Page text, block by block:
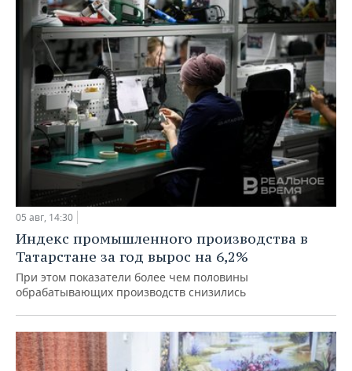
05 авг, 14:30
Индекс промышленного производства в
Татарстане за год вырос на 6,2%
При этом показатели более чем половины
обрабатывающих производств снизились